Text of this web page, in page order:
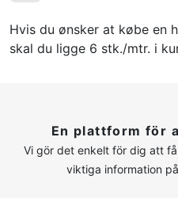
Hvis du ønsker at købe en
skal du ligge 6 stk./mtr. i
En plattform för
Vi gör det enkelt för dig att
viktiga information